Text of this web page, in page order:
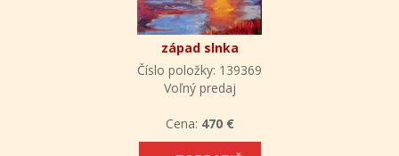
západ slnka
Číslo položky: 139369
Voľný predaj
Cena: 470 €